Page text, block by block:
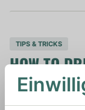
TIPS & TRICKS
HOW TO
Dieser